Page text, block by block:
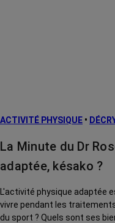
ACTIVITÉ PHYSIQUE •
La Minute du Dr
adaptée, késako ?
L'activité physique adaptée
vivre pendant les
du sport ? Quels sont ses